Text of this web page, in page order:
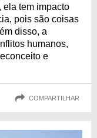
ela tem impacto
pois são coisas
disso, a
humanos,
e
COMPARTILHAR